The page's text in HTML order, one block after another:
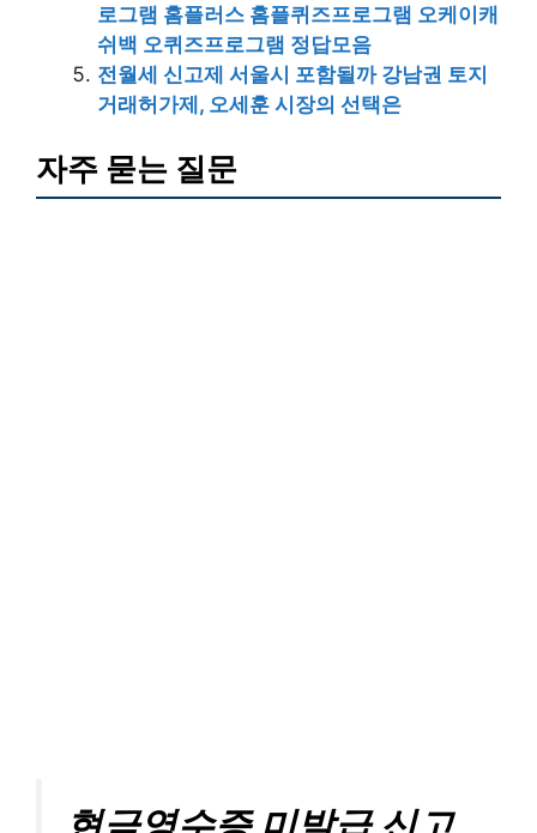
로그램 홈플러스 홈플퀴즈프로그램 오케이캐
쉬백 오퀴즈프로그램 정답모음
전월세 신고제 서울시 포함될까 강남권 토지
거래허가제, 오세훈 시장의 선택은
자주 묻는 질문
현금영수증 미발급 신고